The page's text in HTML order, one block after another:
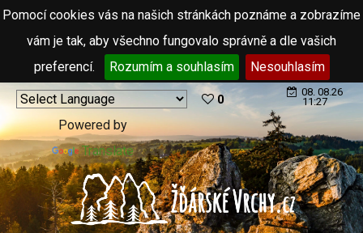
Pomocí cookies vás na našich stránkách poznáme a zobrazíme
vám je tak, aby všechno fungovalo správně a dle vašich
preferencí.
Rozumím a souhlasím Nesouhlasím
Powered by
Translate
0
08. 08.26
11:27